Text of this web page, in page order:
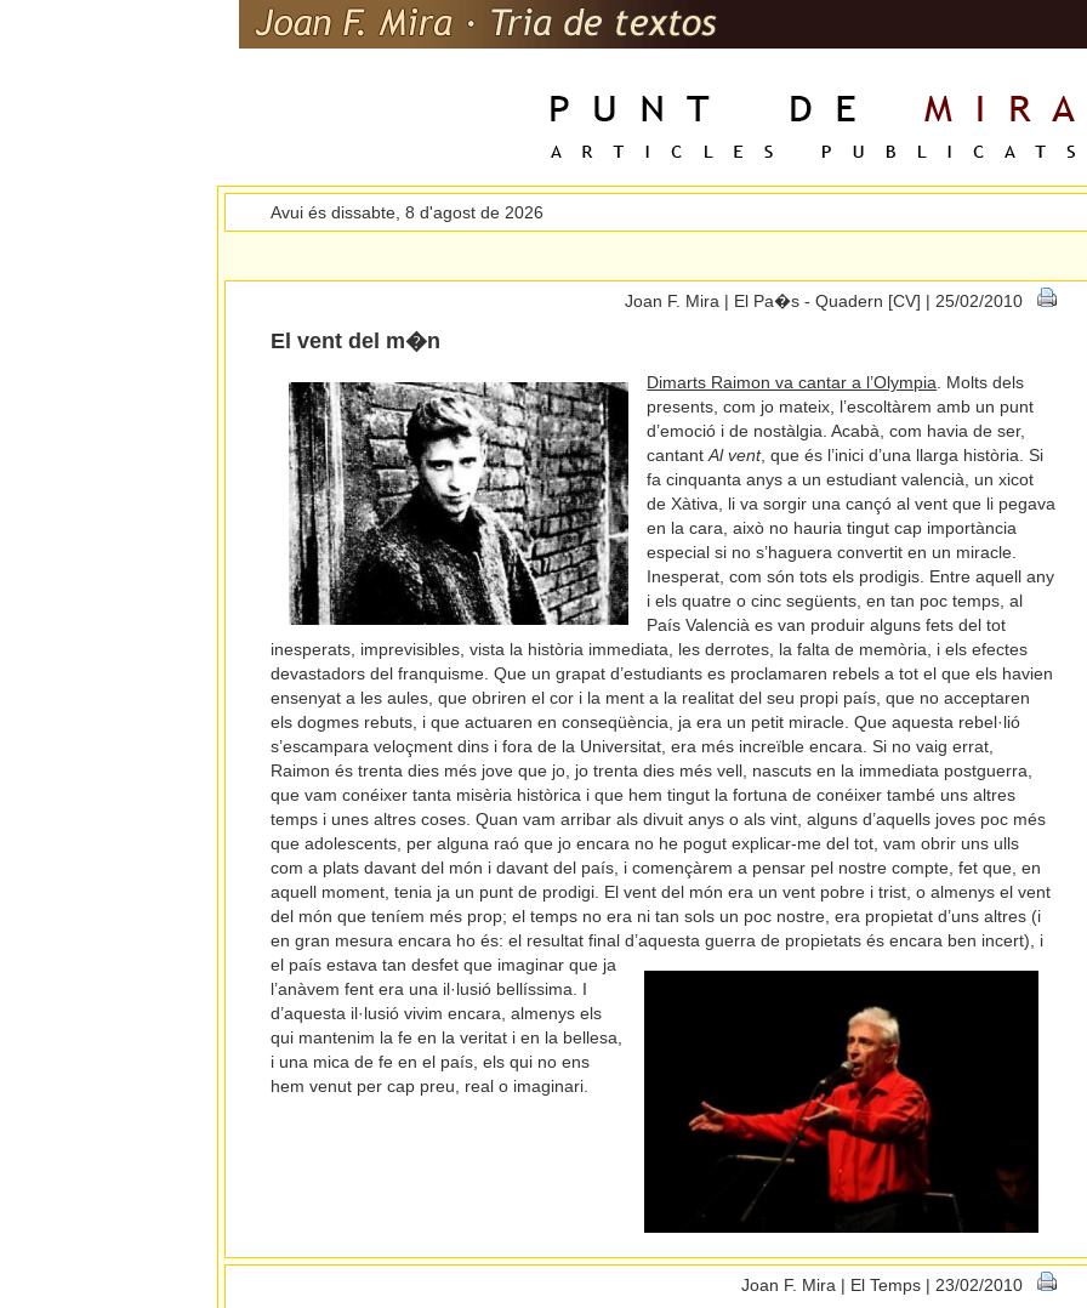
Avui és dissabte, 8 d'agost de 2026
Joan F. Mira | El Pa�s - Quadern [CV] | 25/02/2010
El vent del m�n
Dimarts Raimon va cantar a l’Olympia. Molts dels
presents, com jo mateix, l’escoltàrem amb un punt
d’emoció i de nostàlgia. Acabà, com havia de ser,
cantantAl vent, que és l’inici d’una llarga història. Si
fa cinquanta anys a un estudiant valencià, un xicot
de Xàtiva, li va sorgir una cançó al vent que li pegava
en la cara, això no hauria tingut cap importància
especial si no s’haguera convertit en un miracle.
Inesperat, com són tots els prodigis. Entre aquell any
i els quatre o cinc següents, en tan poc temps, al
País Valencià es van produir alguns fets del tot
inesperats, imprevisibles, vista la història immediata, les derrotes, la falta de memòria, i els efectes
devastadors del franquisme. Que un grapat d’estudiants es proclamaren rebels a tot el que els havien
ensenyat a les aules, que obriren el cor i la ment a la realitat del seu propi país, que no acceptaren
els dogmes rebuts, i que actuaren en conseqüència, ja era un petit miracle. Que aquesta rebel·lió
s’escampara veloçment dins i fora de la Universitat, era més increïble encara. Si no vaig errat,
Raimon és trenta dies més jove que jo, jo trenta dies més vell, nascuts en la immediata postguerra,
que vam conéixer tanta misèria històrica i que hem tingut la fortuna de conéixer també uns altres
temps i unes altres coses. Quan vam arribar als divuit anys o als vint, alguns d’aquells joves poc més
que adolescents, per alguna raó que jo encara no he pogut explicar-me del tot, vam obrir uns ulls
com a plats davant del món i davant del país, i començàrem a pensar pel nostre compte, fet que, en
aquell moment, tenia ja un punt de prodigi. El vent del món era un vent pobre i trist, o almenys el vent
del món que teníem més prop; el temps no era ni tan sols un poc nostre, era propietat d’uns altres (i
en gran mesura encara ho és: el resultat final d’aquesta guerra de propietats és encara ben incert), i
el país estava tandesfet que imaginar que ja
l’anàvem fent era una il·lusió bellíssima. I
d’aquesta il·lusió vivim encara, almenys els
qui mantenim la fe en la veritat i en la bellesa,
i una mica de fe en el país, els qui no ens
hem venut per cap preu, real o imaginari.
Joan F. Mira | El Temps | 23/02/2010